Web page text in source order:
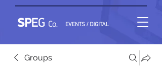
Groups